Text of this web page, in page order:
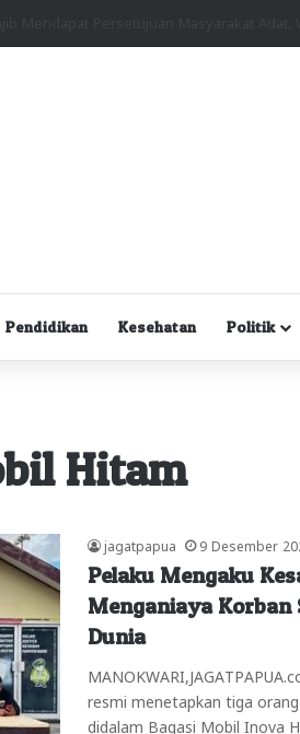
Pendidikan Kesehatan Politik
Hitam
jagatpapua 9 Desember
Pelaku Mengaku
Menganiaya Korban
Dunia
resmi menetapkan tiga
didalam Bagasi Mobil Inova